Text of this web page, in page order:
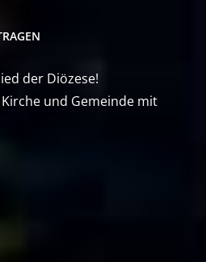
der Diözese!
und Gemeinde mit